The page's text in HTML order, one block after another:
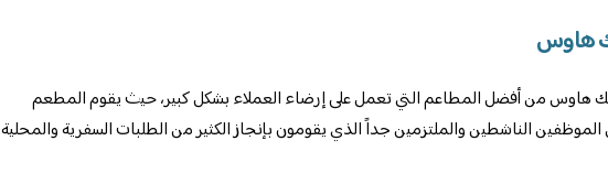
هاوس
هاوس من أفضل المطاعم التي تعمل على إرضاء العملاء بشكل كبير، حيث يقوم المطعم
الناشطين والملتزمين جداً الذي يقومون بإنجاز الكثير من الطلبات السفرية والمحلية